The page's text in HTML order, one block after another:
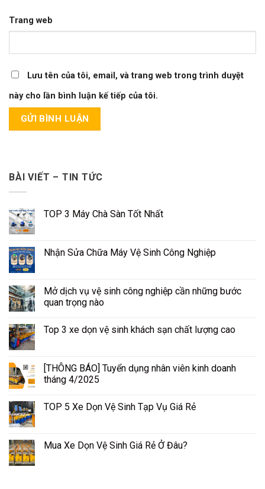
Trang web
Lưu tên của tôi, email, và trang web trong trình duyệt
này cho lần bình luận kế tiếp của tôi.
BÀI VIẾT – TIN TỨC
TOP 3 Máy Chà Sàn Tốt Nhất
Nhận Sửa Chữa Máy Vệ Sinh Công Nghiệp
Mở dịch vụ vệ sinh công nghiệp cần những bước
quan trọng nào
Top 3 xe dọn vệ sinh khách sạn chất lượng cao
[THÔNG BÁO] Tuyển dụng nhân viên kinh doanh
tháng 4/2025
TOP 5 Xe Dọn Vệ Sinh Tạp Vụ Giá Rẻ
Mua Xe Dọn Vệ Sinh Giá Rẻ Ở Đâu?